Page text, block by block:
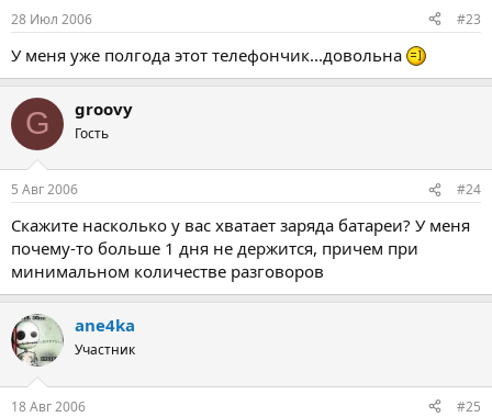
28 Июл 2006 #23
У меня уже полгода этот телефончик...довольна
G groovy
Гость
5 Авг 2006 #24
Скажите насколько у вас хватает заряда батареи? У меня
почему-то больше 1 дня не держится, причем при
минимальном количестве разговоров
ane4ka
Участник
18 Авг 2006 #25